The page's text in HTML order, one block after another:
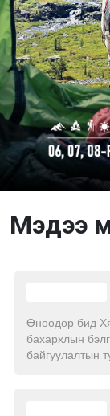
Мэдээ
Өнөөдөр бид
бахархлын
байгуулалтын